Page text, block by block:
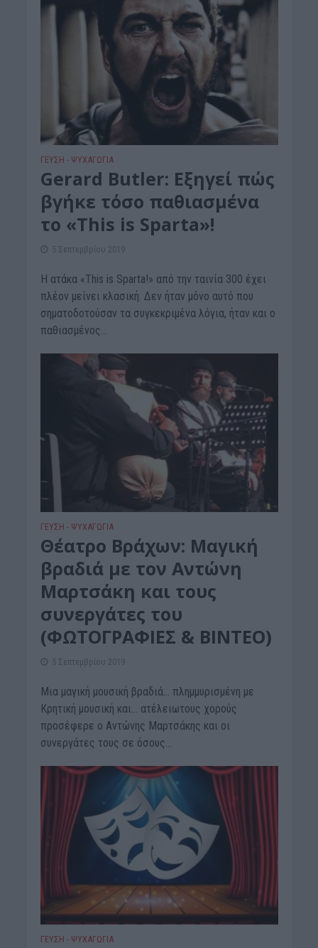
ΓΕΎΣΗ - ΨΥΧΑΓΩΓΊΑ
Gerard Butler: Εξηγεί πώς
βγήκε τόσο παθιασμένα
το «This is Sparta»!
5 Σεπτεμβρίου 2019
Η ατάκα «This is Sparta!» από την ταινία 300 έχει
πλέον μείνει κλασική. Δεν ήταν μόνο αυτό που
σηματοδοτούσαν τα συγκεκριμένα λόγια, ήταν και ο
παθιασμένος...
ΓΕΎΣΗ - ΨΥΧΑΓΩΓΊΑ
Θέατρο Βράχων: Μαγική
βραδιά με τον Αντώνη
Μαρτσάκη και τους
συνεργάτες του
(ΦΩΤΟΓΡΑΦΙΕΣ & ΒΙΝΤΕΟ)
5 Σεπτεμβρίου 2019
Μια μαγική μουσική βραδιά… πλημμυρισμένη με
Κρητική μουσική και… ατέλειωτους χορούς
προσέφερε ο Αντώνης Μαρτσάκης και οι
συνεργάτες τους σε όσους...
ΓΕΎΣΗ - ΨΥΧΑΓΩΓΊΑ